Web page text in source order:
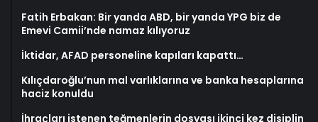
Fatih Erbakan: Bir yanda ABD, bir yanda YPG biz de
Emevi Camii’nde namaz kılıyoruz
İktidar, AFAD personeline kapıları kapattı…
Kılıçdaroğlu’nun mal varlıklarına ve banka hesaplarına
haciz konuldu
İhraçları istenen teğmenlerin dosyası ikinci kez disiplin